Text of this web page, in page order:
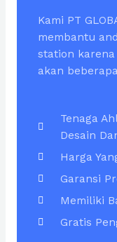
Kami PT
membantu
station
akan
Tenaga
Desain
Harga
Garansi
Memiliki
Gratis